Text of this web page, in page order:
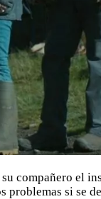
compañero el
problemas si se